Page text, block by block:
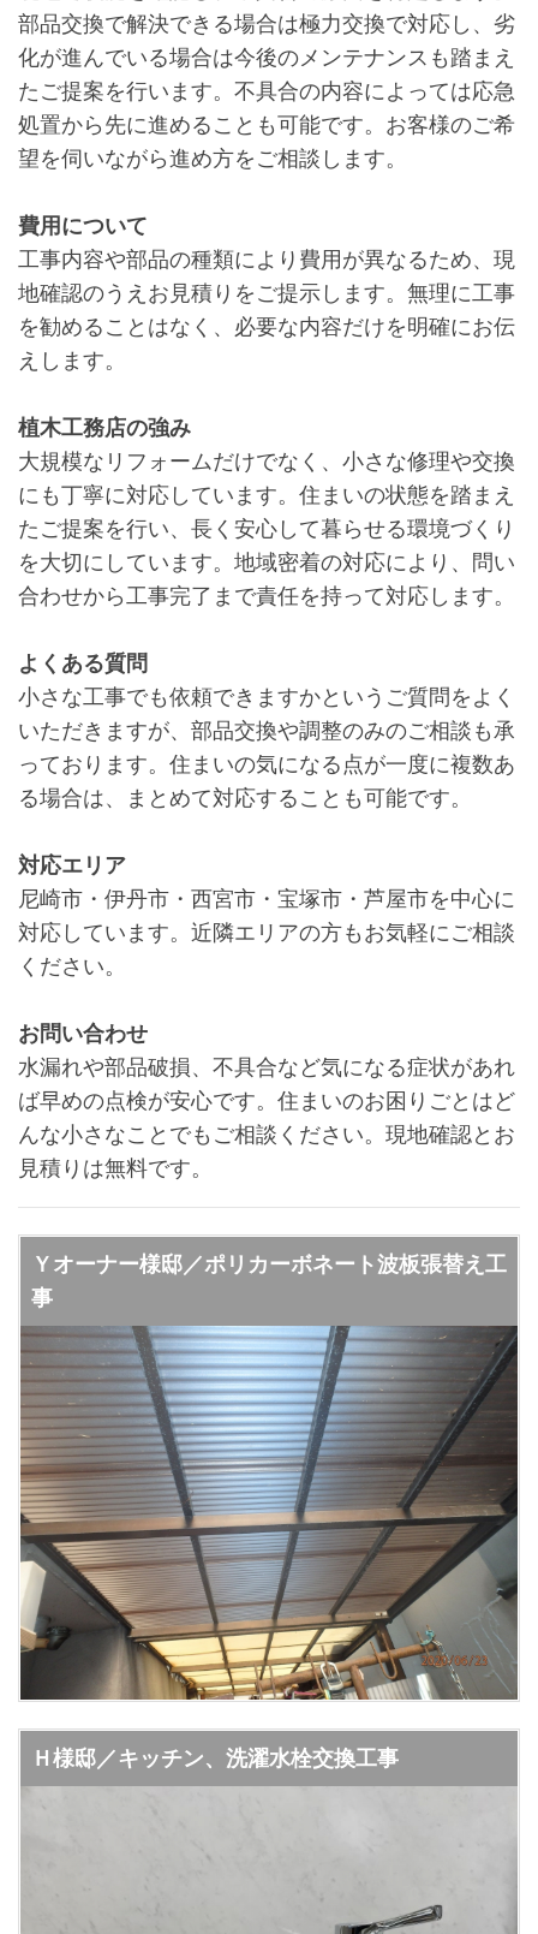
部品交換で解決できる場合は極力交換で対応し、劣
化が進んでいる場合は今後のメンテナンスも踏まえ
たご提案を行います。不具合の内容によっては応急
処置から先に進めることも可能です。お客様のご希
望を伺いながら進め方をご相談します。
費用について
工事内容や部品の種類により費用が異なるため、現
地確認のうえお見積りをご提示します。無理に工事
を勧めることはなく、必要な内容だけを明確にお伝
えします。
植木工務店の強み
大規模なリフォームだけでなく、小さな修理や交換
にも丁寧に対応しています。住まいの状態を踏まえ
たご提案を行い、長く安心して暮らせる環境づくり
を大切にしています。地域密着の対応により、問い
合わせから工事完了まで責任を持って対応します。
よくある質問
小さな工事でも依頼できますかというご質問をよく
いただきますが、部品交換や調整のみのご相談も承
っております。住まいの気になる点が一度に複数あ
る場合は、まとめて対応することも可能です。
対応エリア
尼崎市・伊丹市・西宮市・宝塚市・芦屋市を中心に
対応しています。近隣エリアの方もお気軽にご相談
ください。
お問い合わせ
水漏れや部品破損、不具合など気になる症状があれ
ば早めの点検が安心です。住まいのお困りごとはど
んな小さなことでもご相談ください。現地確認とお
見積りは無料です。
Ｙオーナー様邸／ポリカーボネート波板張替え工
事
Ｈ様邸／キッチン、洗濯水栓交換工事